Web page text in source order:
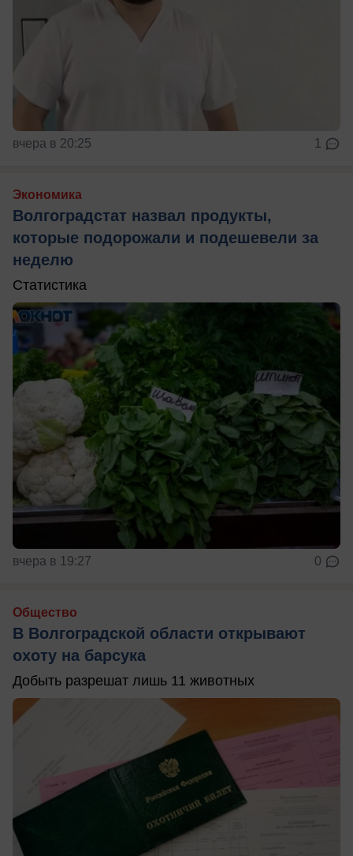
вчера в 20:25 1
Экономика
Волгоградстат назвал продукты,
которые подорожали и подешевели за
неделю
Статистика
вчера в 19:27 0
Общество
В Волгоградской области открывают
охоту на барсука
Добыть разрешат лишь 11 животных